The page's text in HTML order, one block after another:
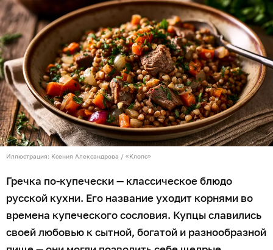
Иллюстрация: Ксения Александрова / «Клопс»
Гречка по-купечески — классическое блюдо
русской кухни. Его название уходит корнями во
времена купеческого сословия. Купцы славились
своей любовью к сытной, богатой и разнообразной